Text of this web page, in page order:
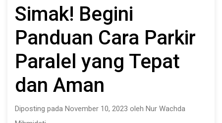
Simak! Begini
Panduan Cara Parkir
Paralel yang Tepat
dan Aman
Diposting pada November 10, 2023 oleh Nur Wachda